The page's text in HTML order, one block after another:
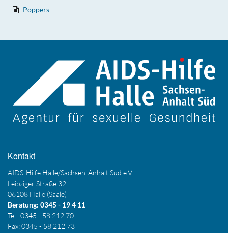
Poppers
Kontakt
AIDS-Hilfe Halle/Sachsen-Anhalt Süd e.V.
Leipziger Straße 32
06108 Halle (Saale)
Beratung: 0345 - 19 4 11
Tel.: 0345 - 58 212 70
Fax: 0345 - 58 212 73